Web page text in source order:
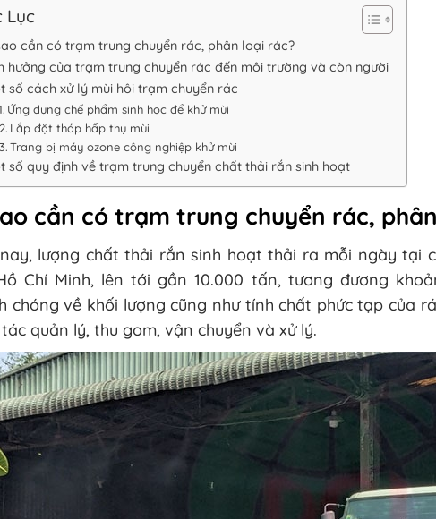
Lục
cần có trạm trung chuyển rác, phân loại rác?
hưởng của trạm trung chuyển rác đến môi trường và còn người
số cách xử lý mùi hôi trạm chuyển rác
Ứng dụng chế phẩm sinh học để khử mùi
Lắp đặt tháp hấp thụ mùi
Trang bị máy ozone công nghiệp khử mùi
số quy định về trạm trung chuyển chất thải rắn sinh hoạt
cần có trạm trung chuyển rác,
lượng chất thải rắn sinh hoạt thải ra mỗi ngày tại
Chí Minh, lên tới gần 10.000 tấn, tương đương
chóng về khối lượng cũng như tính chất phức tạp của
quản lý, thu gom, vận chuyển và xử lý.